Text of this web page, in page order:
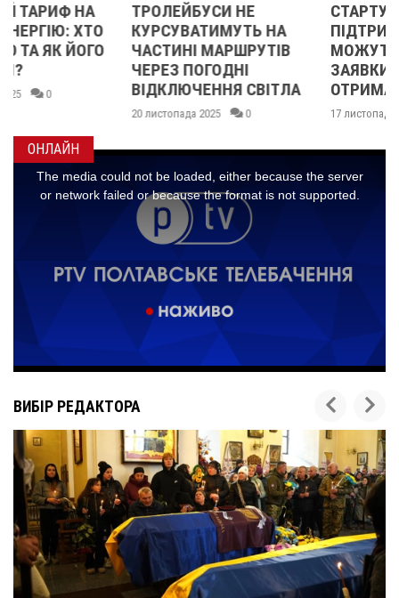
ТРОЛЕЙБУСИ НЕ
КУРСУВАТИМУТЬ НА
ЧАСТИНІ МАРШРУТІВ
ЧЕРЕЗ ПОГОДНІ
ВІДКЛЮЧЕННЯ СВІТЛА
0
СТАРТУВАЛА "ЗИМОВА
ПІДТРИМКА": УКРАЇНЦІ
МОЖУТЬ ПОДАВАТИ
ЗАЯВКИ У ДІЇ НА
ОТРИМАННЯ 1000 ГРН
17 листопада 2025 0
ОНЛАЙН
ВИБІР РЕДАКТОРА